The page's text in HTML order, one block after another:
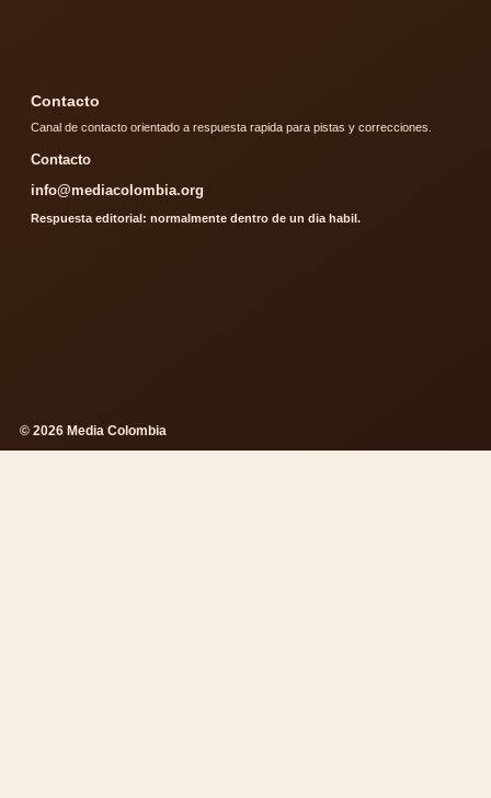
Contacto
Canal de contacto orientado a respuesta rapida para pistas y correcciones.
Contacto
info@mediacolombia.org
Respuesta editorial: normalmente dentro de un dia habil.
© 2026 Media Colombia